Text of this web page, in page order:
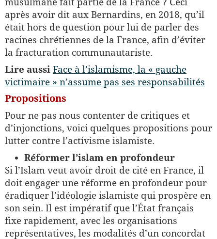
après avoir dit aux Bernardins, en 2018, qu’il
était hors de question pour lui de parler des
racines chrétiennes de la France, afin d’éviter
la fracturation communautariste.
Lire aussi Face à l’islamisme, la « gauche
victimaire » n’assume pas ses responsabilités
Propositions
Pour ne pas nous contenter de critiques et
d’injonctions, voici quelques propositions pour
lutter contre l’activisme islamiste.
Réformer l’islam en profondeur
Si l’Islam veut avoir droit de cité en France, il
doit engager une réforme en profondeur pour
éradiquer l’idéologie islamiste qui prospère en
son sein. Il est impératif que l’État français
fixe rapidement, avec les organisations
représentatives, les modalités d’un concordat